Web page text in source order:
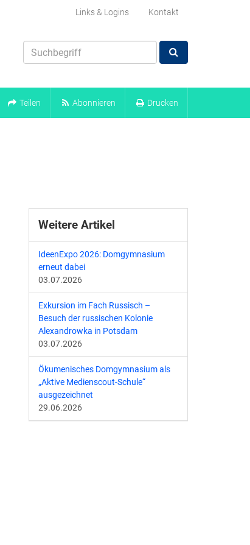
Links & Logins Kontakt
Teilen Abonnieren Drucken
Weitere Artikel
IdeenExpo 2026: Domgymnasium
erneut dabei
03.07.2026
Exkursion im Fach Russisch –
Besuch der russischen Kolonie
Alexandrowka in Potsdam
03.07.2026
Ökumenisches Domgymnasium als
„Aktive Medienscout-Schule“
ausgezeichnet
29.06.2026